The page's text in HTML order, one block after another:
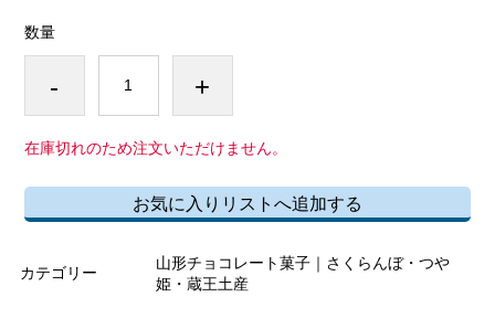
数量
- +
在庫切れのため注文いただけません。
お気に入りリストへ追加する
カテゴリー
山形チョコレート菓子｜さくらんぼ・つや
姫・蔵王土産